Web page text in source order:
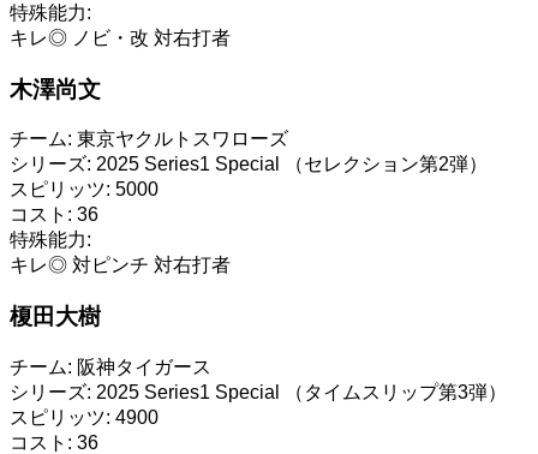
特殊能力:
キレ◎ ノビ・改 対右打者
木澤尚文
チーム: 東京ヤクルトスワローズ
シリーズ: 2025 Series1 Special （セレクション第2弾）
スピリッツ: 5000
コスト: 36
特殊能力:
キレ◎ 対ピンチ 対右打者
榎田大樹
チーム: 阪神タイガース
シリーズ: 2025 Series1 Special （タイムスリップ第3弾）
スピリッツ: 4900
コスト: 36